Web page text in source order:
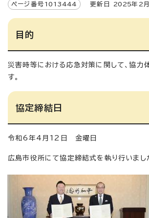
ページ番号 1013444 更新日 2025年2月
目的
災害時等における応急対策に関して、協力
す。
協定締結日
令和6年4月12日 金曜日
広島市役所にて協定締結式を執り行いまし